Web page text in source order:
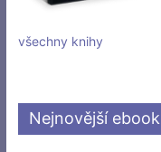
všechny knihy
Nejnovější ebook